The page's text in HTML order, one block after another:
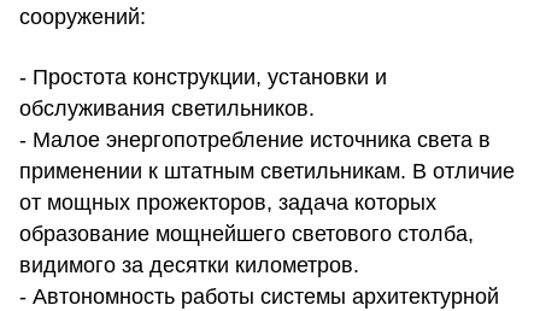
сооружений:
- Простота конструкции, установки и
обслуживания светильников.
- Малое энергопотребление источника света в
применении к штатным светильникам. В отличие
от мощных прожекторов, задача которых
образование мощнейшего светового столба,
видимого за десятки километров.
- Автономность работы системы архитектурной